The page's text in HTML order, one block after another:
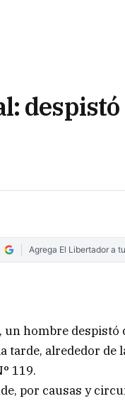
Agrega El Libertador a
un hombre
tarde, alrededor de
119.
por causas y